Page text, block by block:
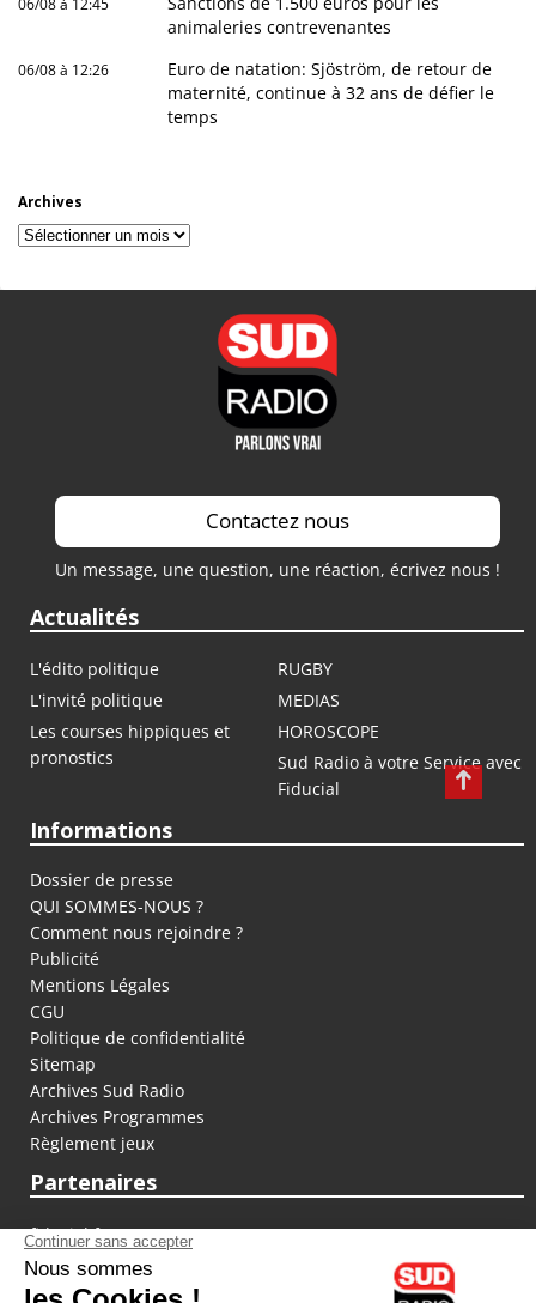
06/08 à 12:45
animaleries contrevenantes
06/08 à 12:26
Euro de natation: Sjöström, de retour de
maternité, continue à 32 ans de défier le
temps
Archives
Archives
Contactez nous
Un message, une question, une réaction, écrivez nous !
Actualités
L'édito politique
RUGBY
L'invité politique
MEDIAS
Les courses hippiques et
pronostics
HOROSCOPE
Sud Radio à votre Service avec
Fiducial
Informations
Dossier de presse
QUI SOMMES-NOUS ?
Comment nous rejoindre ?
Publicité
Mentions Légales
CGU
Politique de confidentialité
Sitemap
Archives Sud Radio
Archives Programmes
Règlement jeux
Partenaires
fiducial.fr
lyoncapitale.fr
olympique-et-lyonnais.com